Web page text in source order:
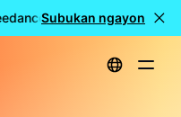
2.5 🎉 LIVE na
Subukan ngayon
Online